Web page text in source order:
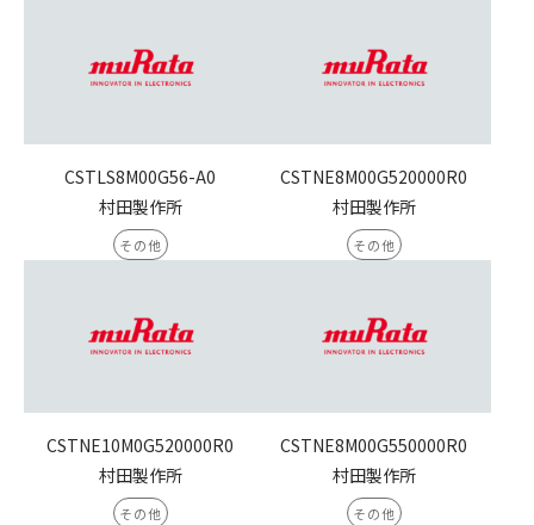
CSTLS8M00G56-A0
村田製作所
その他
CSTNE8M00G520000R0
村田製作所
その他
CSTNE10M0G520000R0
村田製作所
その他
CSTNE8M00G550000R0
村田製作所
その他